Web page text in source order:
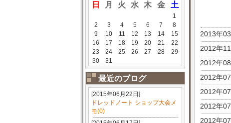
日 月 火 水 木 金 土
1
2
3 4 5 6 7
8
9
10 11 12 13 14
15
16
17 18 19 20 21
22
23
24 25 26 27 28
29
30
31
最近のブログ
[2015年06月22日]
ドレッドノート ショップ大会メ
モ(0)
2013年
2012年
2012年
2012年
2012年
2012年
2012年